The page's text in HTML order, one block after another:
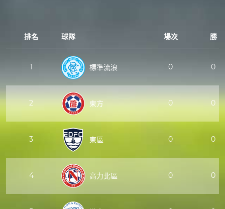
排名 球隊 場次 勝
1 標準流浪 0 0
2 東方 0 0
3 東區 0 0
4 高力北區 0 0